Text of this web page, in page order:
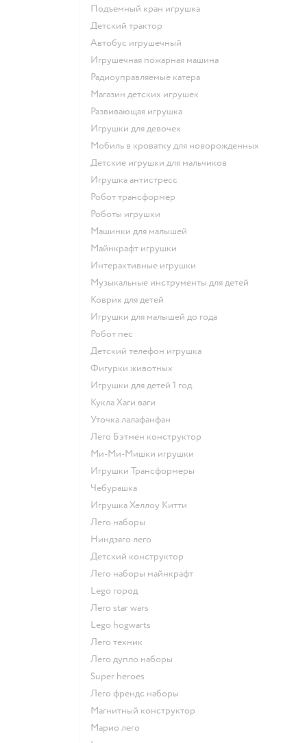
Подъемный кран игрушка
Детский трактор
Автобус игрушечный
Игрушечная пожарная машина
Радиоуправляемые катера
Магазин детских игрушек
Развивающая игрушка
Игрушки для девочек
Мобиль в кроватку для новорожденных
Детские игрушки для мальчиков
Игрушка антистресс
Робот трансформер
Роботы игрушки
Машинки для малышей
Майнкрафт игрушки
Интерактивные игрушки
Музыкальные инструменты для детей
Коврик для детей
Игрушки для малышей до года
Робот пес
Детский телефон игрушка
Фигурки животных
Игрушки для детей 1 год
Кукла Хаги ваги
Уточка лалафанфан
Лего Бэтмен конструктор
Ми-Ми-Мишки игрушки
Игрушки Трансформеры
Чебурашка
Игрушка Хеллоу Китти
Лего наборы
Ниндзяго лего
Детский конструктор
Лего наборы майнкрафт
Lego город
Лего star wars
Lego hogwarts
Лего техник
Лего дупло наборы
Super heroes
Лего френдс наборы
Магнитный конструктор
Марио лего